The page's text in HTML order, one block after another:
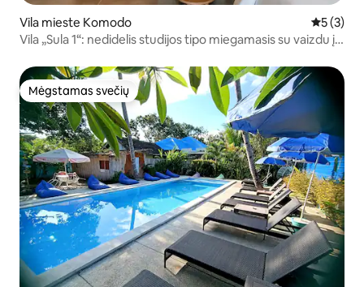
Vila mieste Komodo Vidutinis
5 (3)
Vila „Sula 1“: nedidelis studijos tipo miegamasis su vaizdu į
Mėgstamas svečių
Mėgstamas svečių